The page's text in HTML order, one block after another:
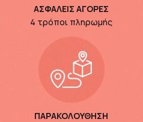
ΑΣΦΑΛΕΙΣ ΑΓΟΡΕΣ
4 τρόποι πληρωμής
ΠΑΡΑΚΟΛΟΥΘΗΣΗ